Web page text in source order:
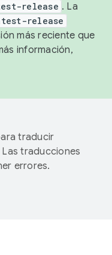
release . La
release
más reciente que
información,
traducir
traducciones
errores.